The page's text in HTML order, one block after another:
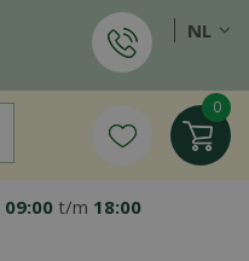
09:00 t/m 18:00
NL